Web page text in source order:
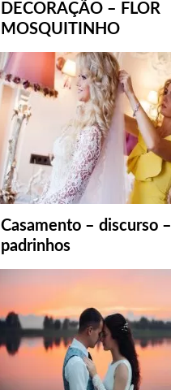
DECORAÇÃO – FLOR
MOSQUITINHO
Casamento – discurso –
padrinhos